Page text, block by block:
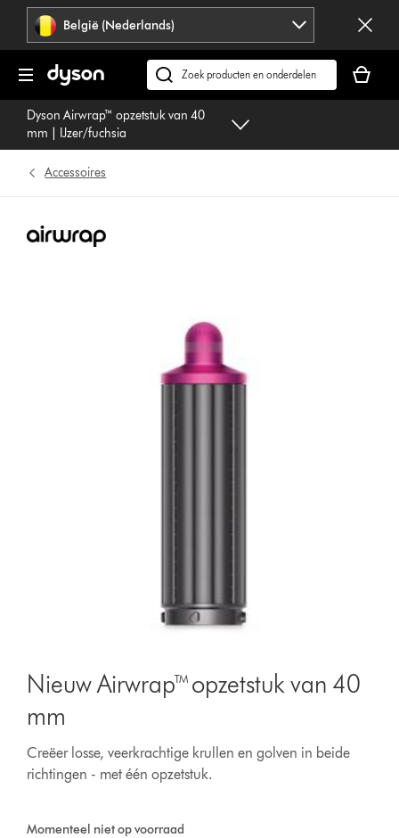
Navigatie
overslaan
België (Nederlands)
Zoek
op
dyson.be
is
Dyson Airwrap™ opzetstuk van 40
mm | IJzer/fuchsia
Accessoires
Nieuw Airwrap™ opzetstuk van 40
mm
Creëer losse, veerkrachtige krullen en golven in beide
richtingen - met één opzetstuk.
Momenteel niet op voorraad